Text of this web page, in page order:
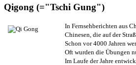
Qigong (="Tschi Gung")
In Fernsehberichten aus
Chinesen, die auf der
Schon vor 4000 Jahren
Oft wurden die Übungen
Im Laufe der Jahre